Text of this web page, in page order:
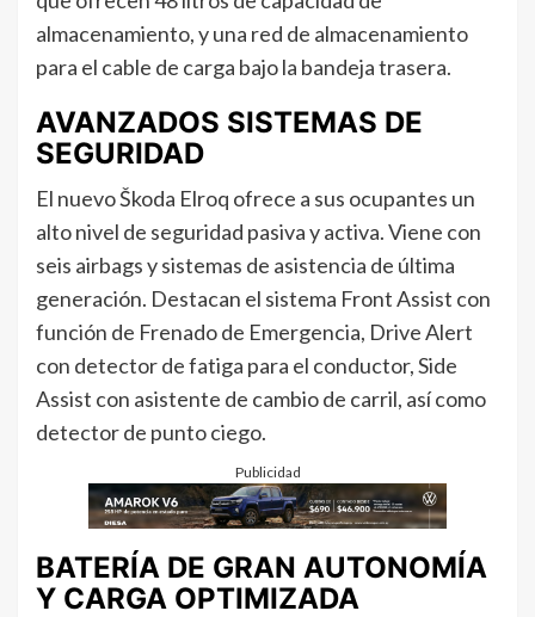
almacenamiento, y una red de almacenamiento
para el cable de carga bajo la bandeja trasera.
AVANZADOS SISTEMAS DE
SEGURIDAD
El nuevo Škoda Elroq ofrece a sus ocupantes un
alto nivel de seguridad pasiva y activa. Viene con
seis airbags y sistemas de asistencia de última
generación. Destacan el sistema Front Assist con
función de Frenado de Emergencia, Drive Alert
con detector de fatiga para el conductor, Side
Assist con asistente de cambio de carril, así como
detector de punto ciego.
Publicidad
BATERÍA DE GRAN AUTONOMÍA
Y CARGA OPTIMIZADA